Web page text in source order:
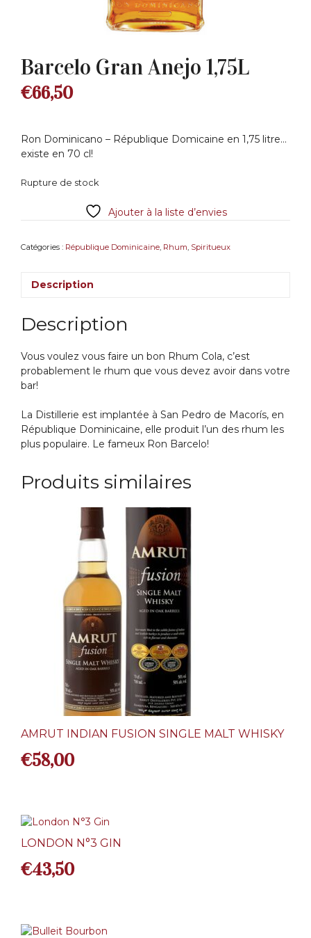
Barcelo Gran Anejo 1,75L
€66,50
Ron Dominicano – République Domicaine en 1,75 litre…
existe en 70 cl!
Rupture de stock
Ajouter à la liste d’envies
Catégories : République Dominicaine, Rhum, Spiritueux
Description
Description
Vous voulez vous faire un bon Rhum Cola, c’est
probablement le rhum que vous devez avoir dans votre
bar!
La Distillerie est implantée à San Pedro de Macorís, en
République Dominicaine, elle produit l’un des rhum les
plus populaire. Le fameux Ron Barcelo!
Produits similaires
AMRUT INDIAN FUSION SINGLE MALT WHISKY
€58,00
LONDON N°3 GIN
€43,50